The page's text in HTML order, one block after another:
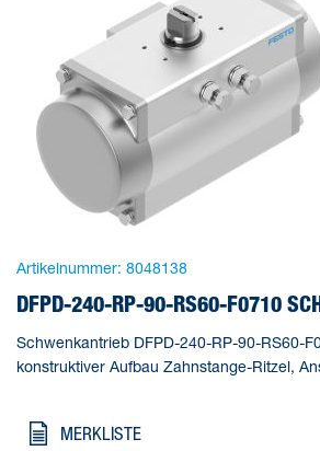
Artikelnummer: 8048138
DFPD-240-RP-90-RS60-F0710
Schwenkantrieb DFPD-240-RP-90-RS60-
konstruktiver Aufbau Zahnstange-Ritzel,
Armatur ISO 5211. Baugröße
MERKLISTE